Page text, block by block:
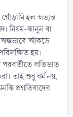
হল অত্যন্ত
নিয়ম-কানুন বা
অন্ধভাবে আঁকড়ে
হয়।
পরবর্তীতে প্রতিভাত
তাই শুধু ধর্ম নয়,
প্রগতিবাদের